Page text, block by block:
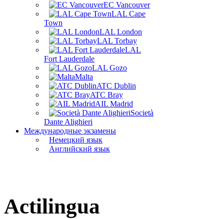
EC Vancouver
LAL Cape
Town
LAL London
LAL Torbay
LAL
Fort Lauderdale
LAL Gozo
Malta
ATC Dublin
ATC Bray
AIL Madrid
Società
Dante Alighieri
Международные экзамены
Немецкий язык
Английский язык
Actilingua